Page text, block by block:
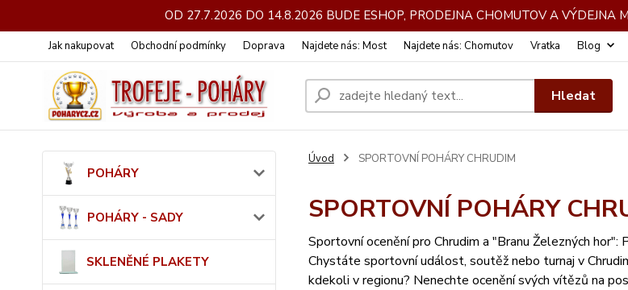
OD 27.7.2026 DO 14.8.2026 BUDE ESHOP, PRODEJNA CHOMUTOV A VÝDEJNA
Jak nakupovat Obchodní podmínky Doprava Najdete nás: Most Najdete nás: Chomutov Vratka Blog
Hledat
POHÁRY
POHÁRY - SADY
SKLENĚNÉ PLAKETY
Úvod SPORTOVNÍ POHÁRY CHRUDIM
SPORTOVNÍ POHÁRY
Sportovní ocenění pro Chrudim a "Branu Železných hor":
Chystáte sportovní událost, soutěž nebo turnaj v
kdekoli v regionu? Nenechte ocenění svých vítězů na